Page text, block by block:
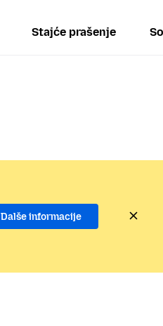
Stajće prašenje
Dalše informacije